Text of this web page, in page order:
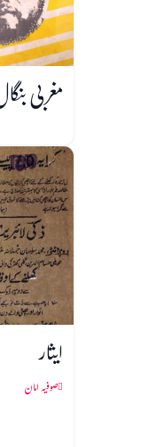
مغربی
ایثار
صوفیہ امان